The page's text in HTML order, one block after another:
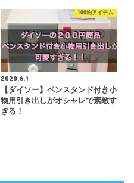
100均アイテム
2020.6.1
【ダイソー】ペンスタンド付き小
物用引き出しがオシャレで素敵す
ぎる！